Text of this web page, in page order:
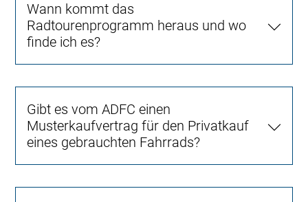
Wann kommt das
Radtourenprogramm heraus und wo
finde ich es?
Gibt es vom ADFC einen
Musterkaufvertrag für den Privatkauf
eines gebrauchten Fahrrads?